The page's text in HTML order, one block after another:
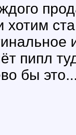
хотим
пипл
бы